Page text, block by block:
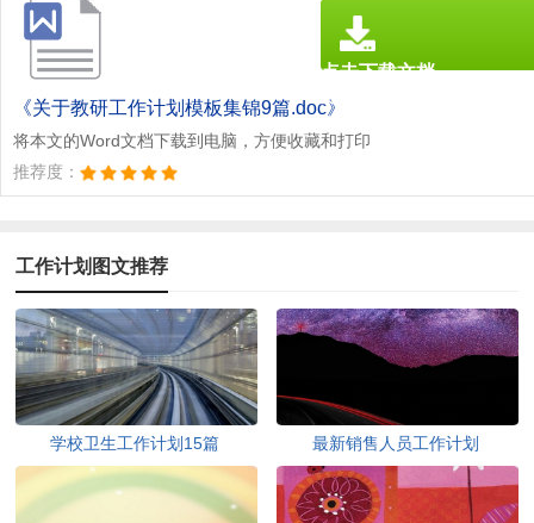
《关于教研工作计划模板集锦9篇.doc》
将本文的Word文档下载到电脑，方便收藏和打印
推荐度：
点击下载文档
文档为doc格式
工作计划图文推荐
学校卫生工作计划15篇 最新销售人员工作计划